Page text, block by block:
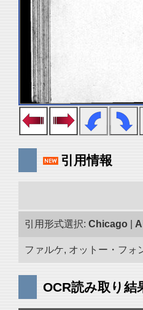
引用情報
引用形式選択: Chicago
ファルケ, オットー・フォ
OCR読み取り結